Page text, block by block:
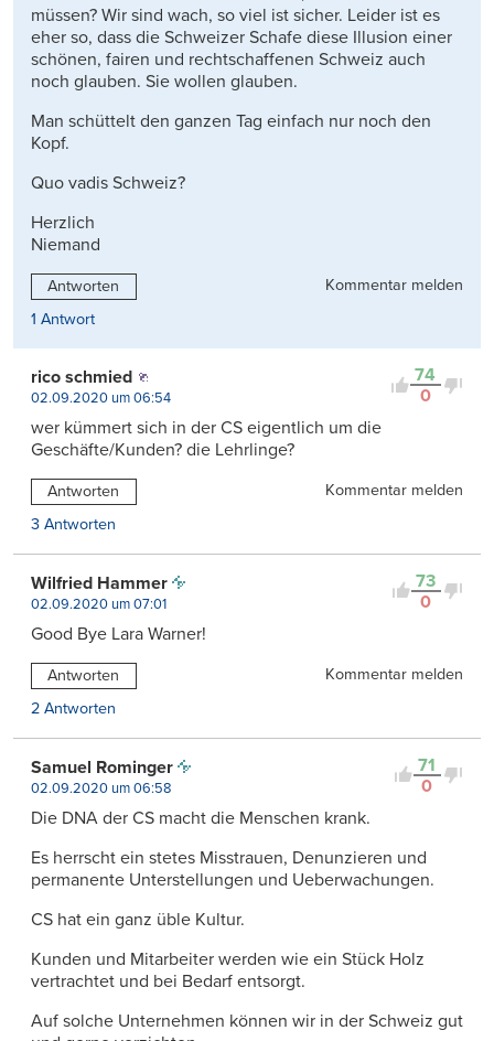
müssen? Wir sind wach, so viel ist sicher. Leider ist es
eher so, dass die Schweizer Schafe diese Illusion einer
schönen, fairen und rechtschaffenen Schweiz auch
noch glauben. Sie wollen glauben.
Man schüttelt den ganzen Tag einfach nur noch den
Kopf.
Quo vadis Schweiz?
Herzlich
Niemand
Antworten
Kommentar melden
1 Antwort
74
0
rico schmied
02.09.2020 um 06:54
wer kümmert sich in der CS eigentlich um die
Geschäfte/Kunden? die Lehrlinge?
Antworten
Kommentar melden
3 Antworten
73
0
Wilfried Hammer
02.09.2020 um 07:01
Good Bye Lara Warner!
Antworten
Kommentar melden
2 Antworten
71
0
Samuel Rominger
02.09.2020 um 06:58
Die DNA der CS macht die Menschen krank.
Es herrscht ein stetes Misstrauen, Denunzieren und
permanente Unterstellungen und Ueberwachungen.
CS hat ein ganz üble Kultur.
Kunden und Mitarbeiter werden wie ein Stück Holz
vertrachtet und bei Bedarf entsorgt.
Auf solche Unternehmen können wir in der Schweiz gut